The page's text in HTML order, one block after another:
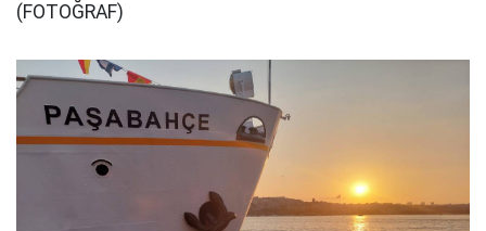
(FOTOĞRAF)